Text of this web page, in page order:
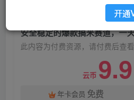
此内容为付费资源，请付费后查看
云币 9.9
年卡会员 免费
开通